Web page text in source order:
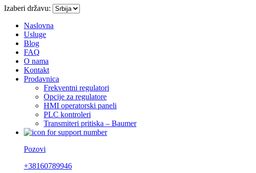
Izaberi državu:
Naslovna
Usluge
Blog
FAQ
O nama
Kontakt
Prodavnica
Frekventni regulatori
Opcije za regulatore
HMI operatorski paneli
PLC kontroleri
Transmiteri pritiska – Baumer
Pozovi
+38160789946